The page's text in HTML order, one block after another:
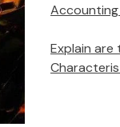
Explain are